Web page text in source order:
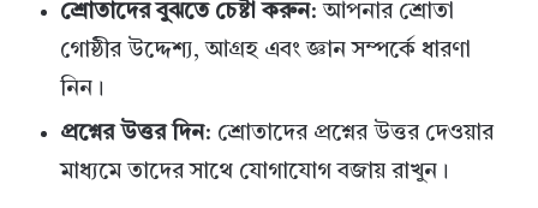
শ্রোতাদের বুঝতে চেষ্টা করুন: আপনার শ্রোতা
গোষ্ঠীর উদ্দেশ্য, আগ্রহ এবং জ্ঞান সম্পর্কে ধারণা
নিন।
প্রশ্নের উত্তর দিন: শ্রোতাদের প্রশ্নের উত্তর দেওয়ার
মাধ্যমে তাদের সাথে যোগাযোগ বজায় রাখুন।